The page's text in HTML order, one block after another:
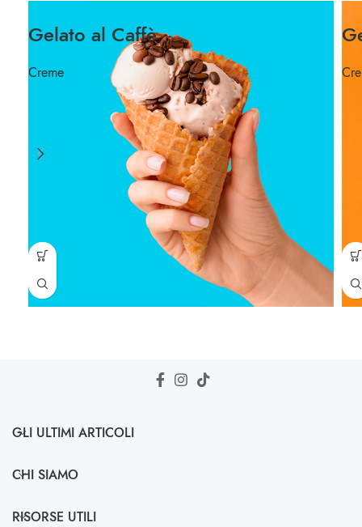
Gelato al Caffè
Creme
GLI ULTIMI ARTICOLI
CHI SIAMO
RISORSE UTILI